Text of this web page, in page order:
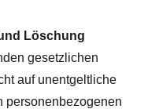
Löschung
gesetzlichen
auf unentgeltliche
personenbezogenen